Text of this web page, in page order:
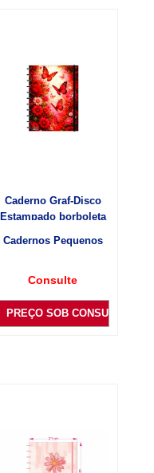
Caderno Graf-Disco
Estampado borboleta
Cadernos Pequenos
Consulte
PREÇO SOB CONSULTA